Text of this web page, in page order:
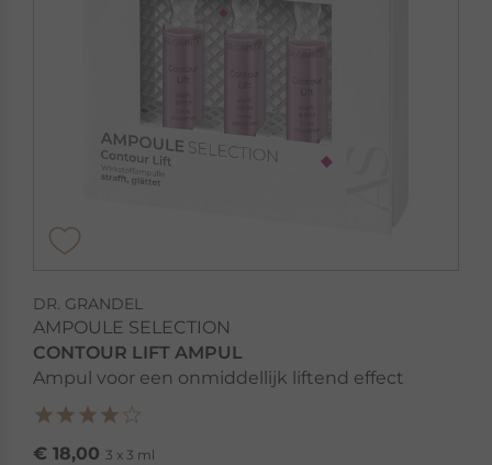
DR. GRANDEL
AMPOULE SELECTION
CONTOUR LIFT AMPUL
Ampul voor een onmiddellijk liftend effect
€ 18,00 3 x 3 ml